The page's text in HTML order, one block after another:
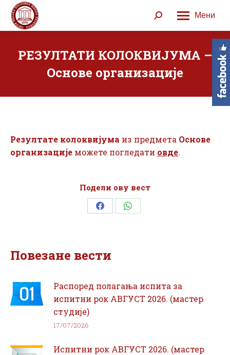
Мени
Search:
РЕЗУЛТАТИ КОЛОКВИЈУМА –
Основe организације
Резултате колоквијума из предмета Основe
организације можете погледати овде.
Подели ову вест
Share Share
Повезане вести
Распоред полагања испита за
испитни рок АВГУСТ 2026. (мастер
студије)
17/07/2026
Испитни рок АВГУСТ 2026. (мастер